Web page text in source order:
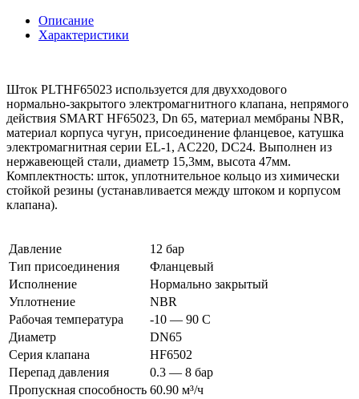
Описание
Характеристики
Шток PLTHF65023 используется для двухходового
нормально-закрытого электромагнитного клапана, непрямого
действия SMART HF65023, Dn 65, материал мембраны NBR,
материал корпуса чугун, присоединение фланцевое, катушка
электромагнитная серии EL-1, AC220, DC24. Выполнен из
нержавеющей стали, диаметр 15,3мм, высота 47мм.
Комплектность: шток, уплотнительное кольцо из химически
стойкой резины (устанавливается между штоком и корпусом
клапана).
Давление
12 бар
Тип присоединения
Фланцевый
Исполнение
Нормально закрытый
Уплотнение
NBR
Рабочая температура
-10 — 90 C
Диаметр
DN65
Серия клапана
HF6502
Перепад давления
0.3 — 8 бар
Пропускная способность 60.90 м³/ч